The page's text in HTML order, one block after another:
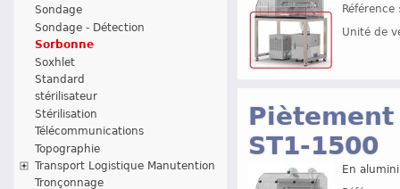
Sondage
Sondage - Détection
Sorbonne
Soxhlet
Standard
stérilisateur
Stérilisation
Télécommunications
Topographie
Transport Logistique Manutention
Tronçonnage
Unité de
ST1-1500
En